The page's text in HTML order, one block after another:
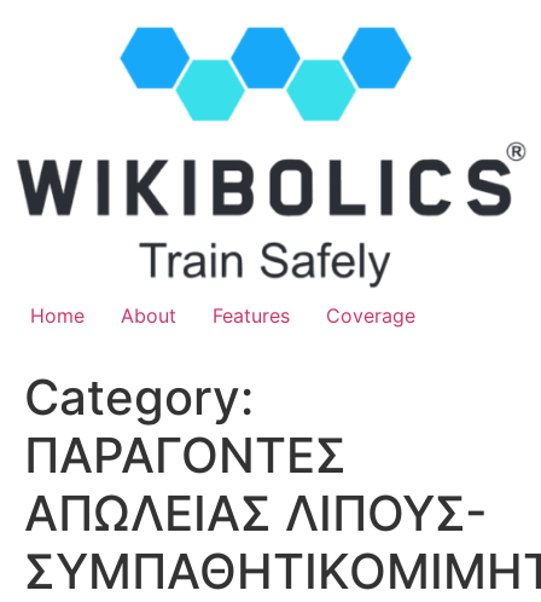
Home About Features Coverage
Category:
ΠΑΡΑΓΟΝΤΕΣ
ΑΠΩΛΕΙΑΣ ΛΙΠΟΥΣ-